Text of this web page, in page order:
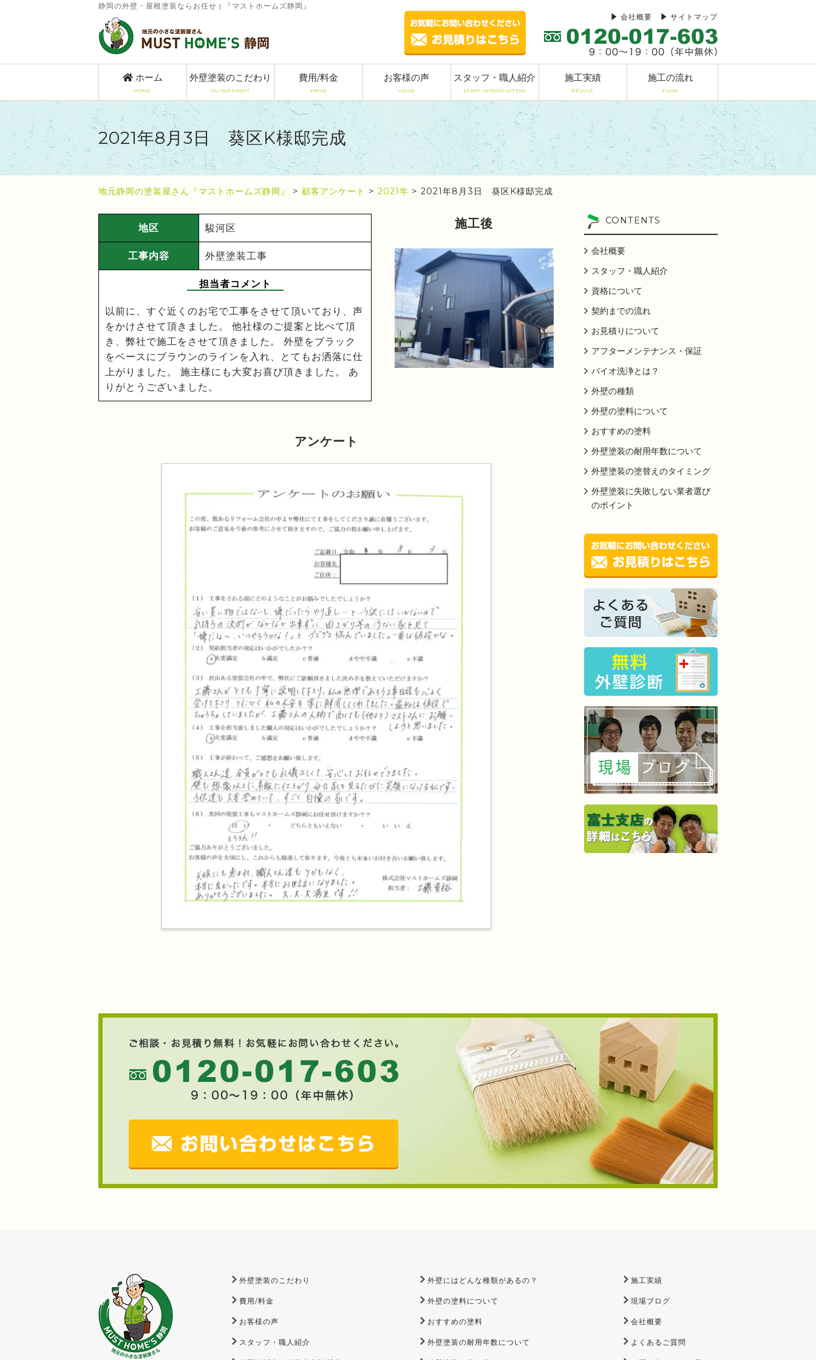
静岡の外壁・屋根塗装ならお任せ | 『マストホームズ静岡』
サイトマップ
会社概要
ホーム
HOME
外壁塗装のこだわり
OUTER PAINT
費用/料金
PRICE
お客様の声
VOICE
スタッフ・職人紹介
STAFF INTRODUCTION
施工実績
RESULT
施工の流れ
FLOW
2021年8月3日 葵区K様邸完成
地元静岡の塗装屋さん『マストホームズ静岡』 > 顧客アンケート > 2021年 > 2021年8月3日 葵区K様邸完成
地区 駿河区
工事内容 外壁塗装工事
担当者コメント
以前に、すぐ近くのお宅で工事をさせて頂いており、声
をかけさせて頂きました。 他社様のご提案と比べて頂
き、弊社で施工をさせて頂きました。 外壁をブラック
をベースにブラウンのラインを入れ、とてもお洒落に仕
上がりました。 施主様にも大変お喜び頂きました。 あ
りがとうございました。
施工後
アンケート
CONTENTS
会社概要
スタッフ・職人紹介
資格について
契約までの流れ
お見積りについて
アフターメンテナンス・保証
バイオ洗浄とは？
外壁の種類
外壁の塗料について
おすすめの塗料
外壁塗装の耐用年数について
外壁塗装の塗替えのタイミング
外壁塗装に失敗しない業者選び
のポイント
外壁塗装のこだわり
費用/料金
お客様の声
スタッフ・職人紹介
外壁にはどんな種類があるの？
外壁の塗料について
おすすめの塗料
外壁塗装の耐用年数について
施工実績
現場ブログ
会社概要
よくあるご質問